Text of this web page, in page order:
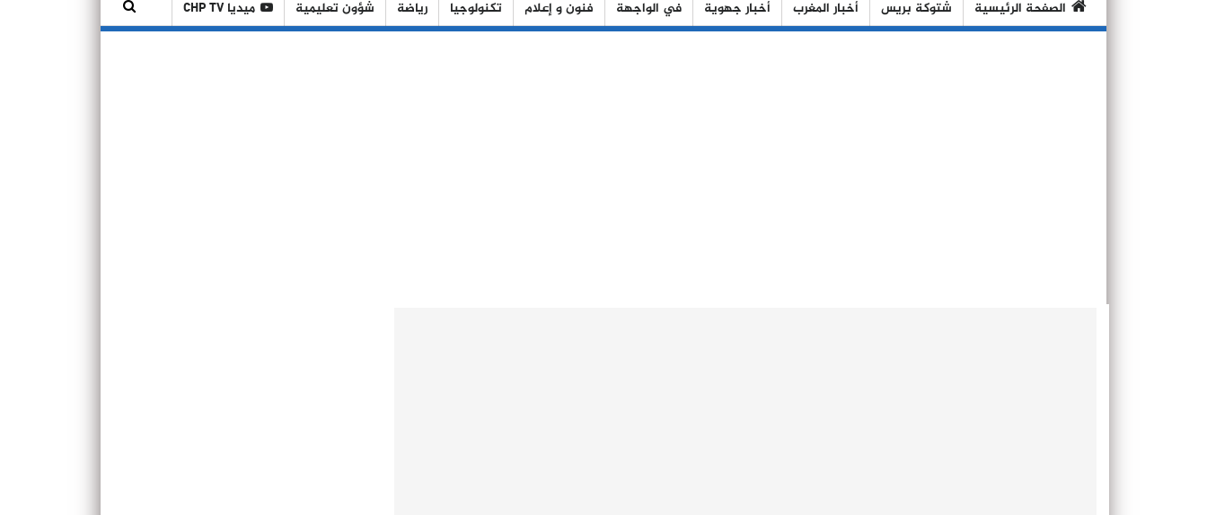
الصفحة الرئيسية شتوكة بريس أخبار المغرب أخبار جهوية في الواجهة فنون و إعلام تكنولوجيا رياضة شؤون تعليمية ميديا CHP TV